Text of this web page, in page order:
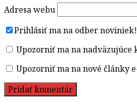
Adresa webu
Prihlásiť ma na odber noviniek!
Upozorniť ma na nadväzujúce
Upozorniť ma na nové články